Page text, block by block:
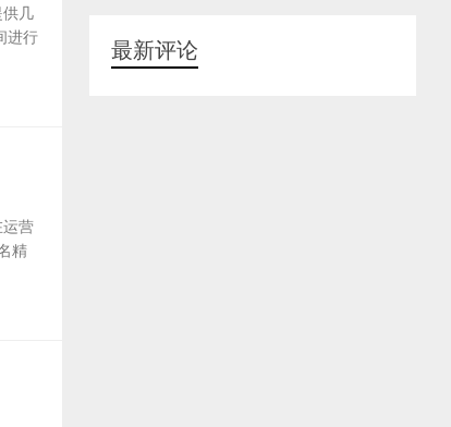
几
进行
营
精
最新评论